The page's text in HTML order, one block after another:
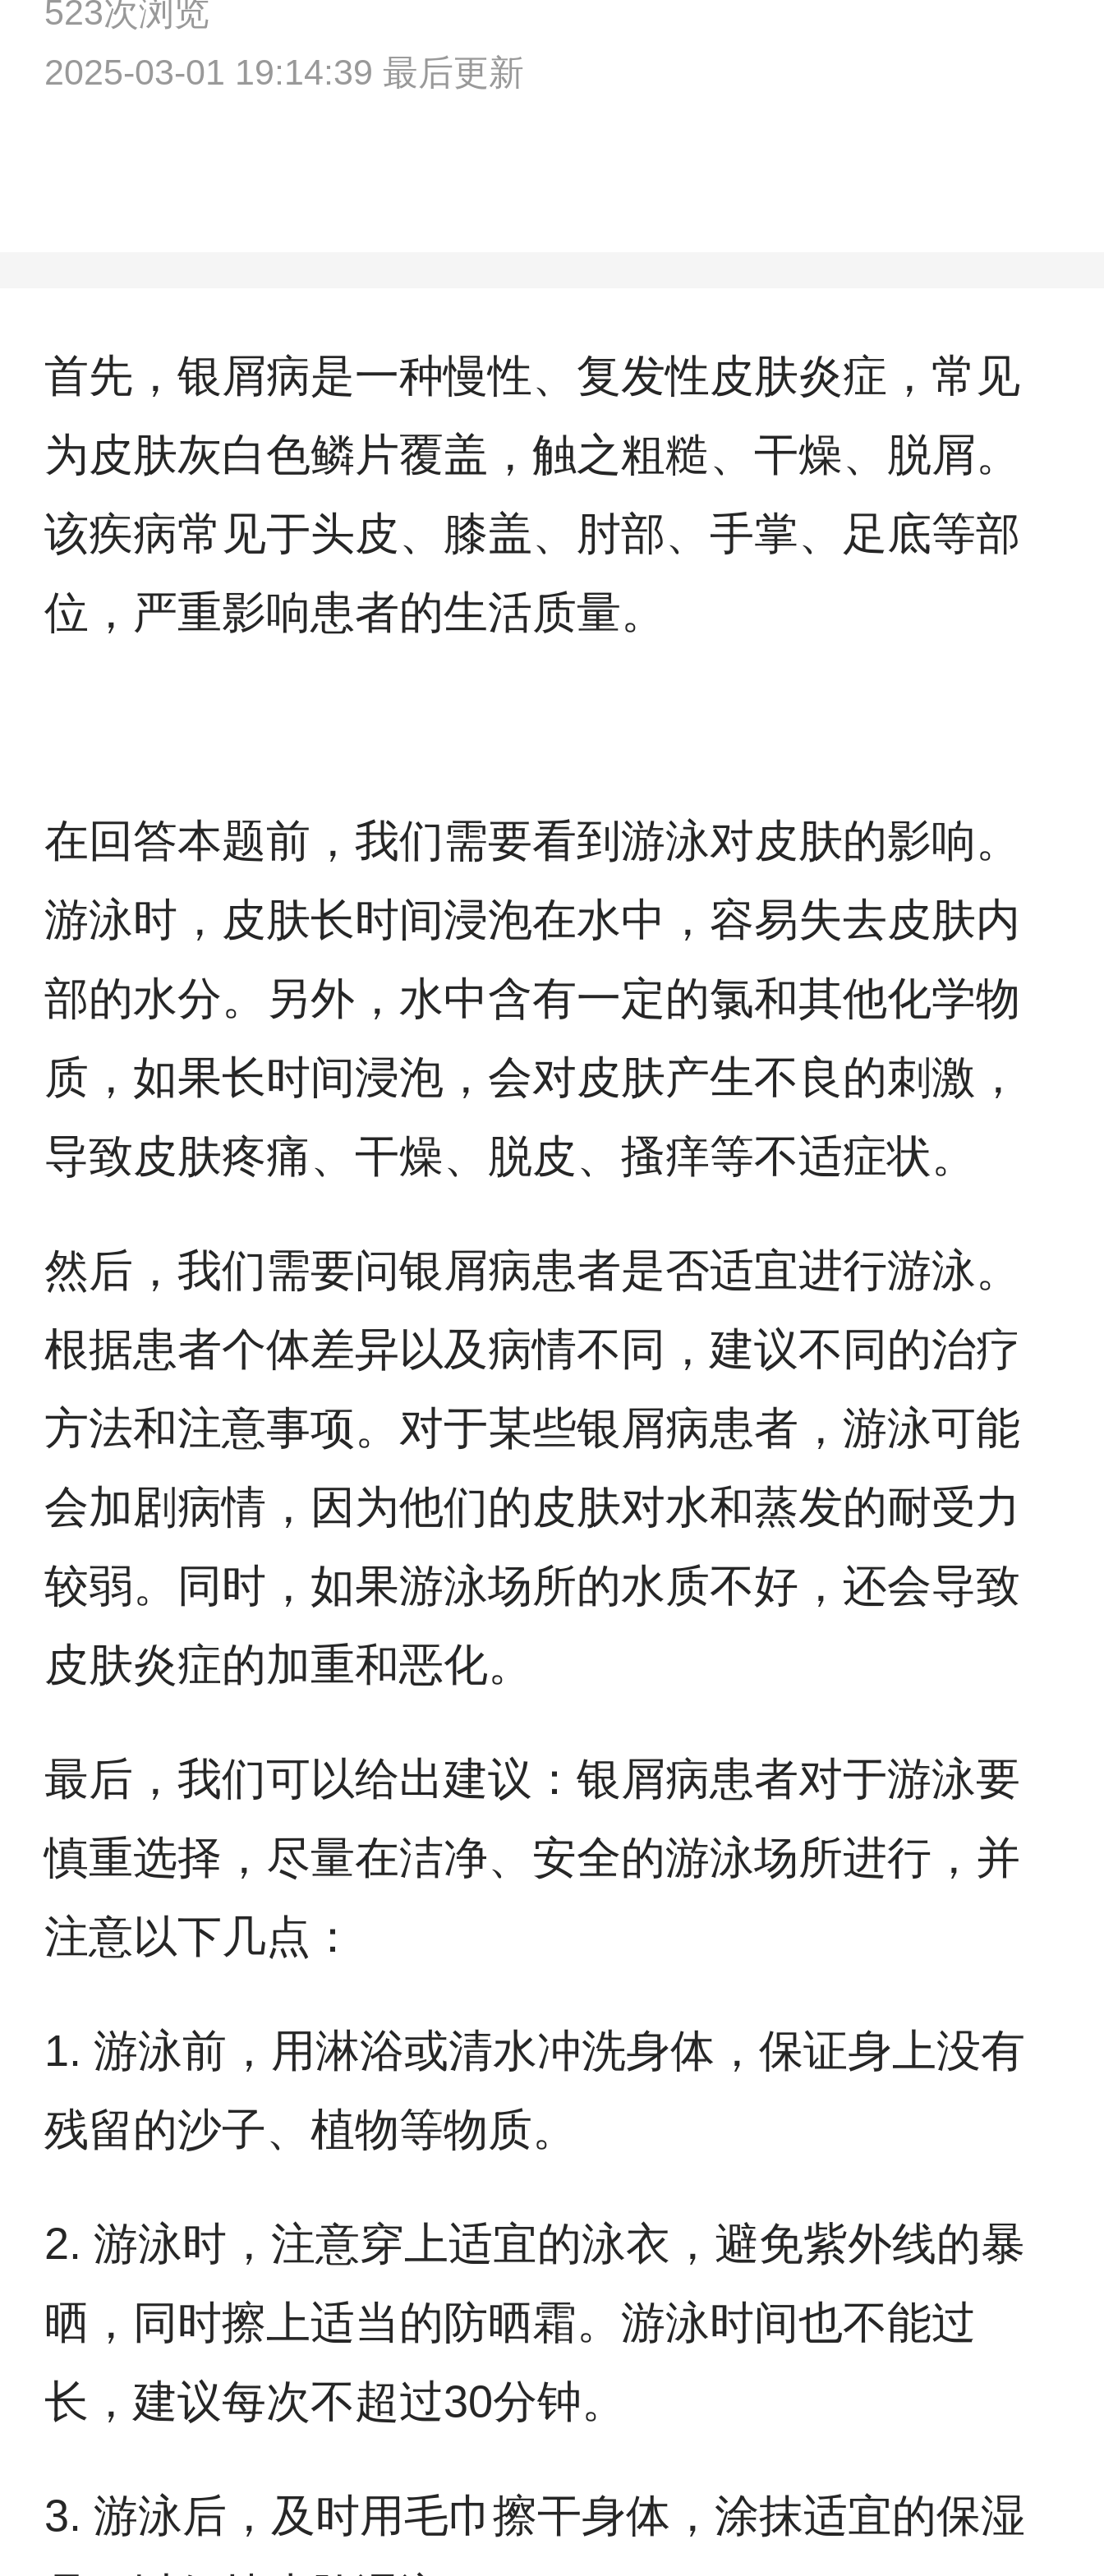
523次浏览
2025-03-01 19:14:39 最后更新
首先，银屑病是一种慢性、复发性皮肤炎症，常见
为皮肤灰白色鳞片覆盖，触之粗糙、干燥、脱屑。
该疾病常见于头皮、膝盖、肘部、手掌、足底等部
位，严重影响患者的生活质量。
在回答本题前，我们需要看到游泳对皮肤的影响。
游泳时，皮肤长时间浸泡在水中，容易失去皮肤内
部的水分。另外，水中含有一定的氯和其他化学物
质，如果长时间浸泡，会对皮肤产生不良的刺激，
导致皮肤疼痛、干燥、脱皮、搔痒等不适症状。
然后，我们需要问银屑病患者是否适宜进行游泳。
根据患者个体差异以及病情不同，建议不同的治疗
方法和注意事项。对于某些银屑病患者，游泳可能
会加剧病情，因为他们的皮肤对水和蒸发的耐受力
较弱。同时，如果游泳场所的水质不好，还会导致
皮肤炎症的加重和恶化。
最后，我们可以给出建议：银屑病患者对于游泳要
慎重选择，尽量在洁净、安全的游泳场所进行，并
注意以下几点：
1. 游泳前，用淋浴或清水冲洗身体，保证身上没有
残留的沙子、植物等物质。
2. 游泳时，注意穿上适宜的泳衣，避免紫外线的暴
晒，同时擦上适当的防晒霜。游泳时间也不能过
长，建议每次不超过30分钟。
3. 游泳后，及时用毛巾擦干身体，涂抹适宜的保湿